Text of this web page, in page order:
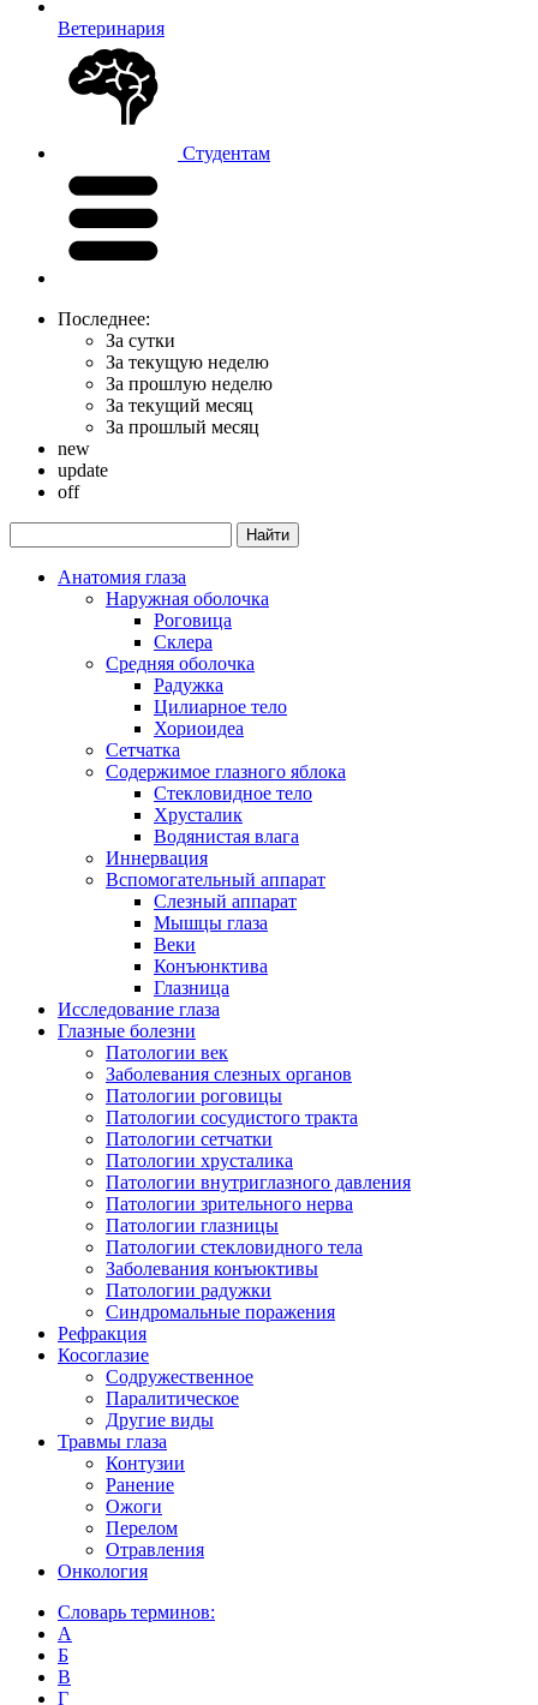
Ветеринария
Студентам
Последнее:
За сутки
За текущую неделю
За прошлую неделю
За текущий месяц
За прошлый месяц
new
update
off
Анатомия глаза
Наружная оболочка
Роговица
Склера
Средняя оболочка
Радужка
Цилиарное тело
Хориоидеа
Сетчатка
Содержимое глазного яблока
Стекловидное тело
Хрусталик
Водянистая влага
Иннервация
Вспомогательный аппарат
Слезный аппарат
Мышцы глаза
Веки
Конъюнктива
Глазница
Исследование глаза
Глазные болезни
Патологии век
Заболевания слезных органов
Патологии роговицы
Патологии сосудистого тракта
Патологии сетчатки
Патологии хрусталика
Патологии внутриглазного давления
Патологии зрительного нерва
Патологии глазницы
Патологии стекловидного тела
Заболевания конъюктивы
Патологии радужки
Синдромальные поражения
Рефракция
Косоглазие
Содружественное
Паралитическое
Другие виды
Травмы глаза
Контузии
Ранениe
Ожоги
Перелом
Отравления
Онкология
Словарь терминов:
А
Б
В
Г